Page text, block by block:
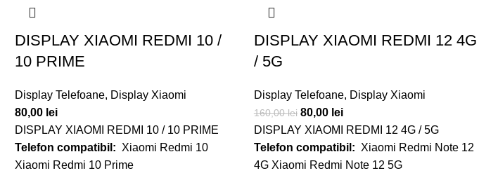
DISPLAY XIAOMI REDMI 10 /
10 PRIME
Display Telefoane, Display Xiaomi
80,00 lei
DISPLAY XIAOMI REDMI 10 / 10 PRIME
Telefon compatibil: Xiaomi Redmi 10
Xiaomi Redmi 10 Prime
DISPLAY XIAOMI REDMI 12 4G
/ 5G
Display Telefoane, Display Xiaomi
160,00lei 80,00 lei
DISPLAY XIAOMI REDMI 12 4G / 5G
Telefon compatibil: Xiaomi Redmi Note 12
4G Xiaomi Redmi Note 12 5G